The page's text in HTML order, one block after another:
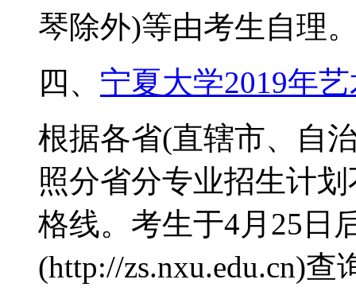
琴除外)等由考生自理
四、 宁夏大学2019年
根据各省(直辖市、自
照分省分专业招生计
格线。考生于4月25日
(http://zs.nxu.edu.cn)